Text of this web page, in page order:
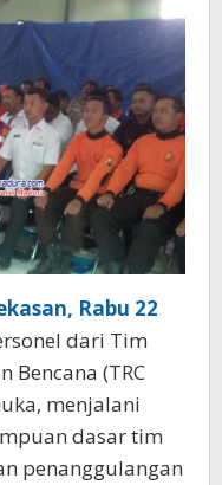
Rabu 22
dari Tim
Bencana (TRC
menjalani
dasar tim
penanggulangan